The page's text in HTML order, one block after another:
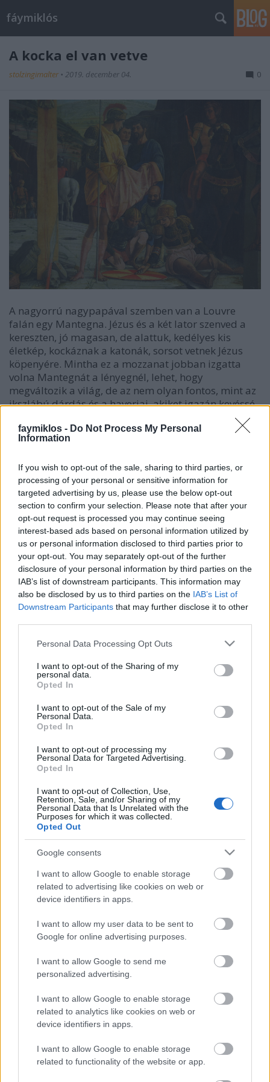
faymiklos - Do Not Process My Personal
Information
If you wish to opt-out of the sale, sharing to third parties, or
processing of your personal or sensitive information for
targeted advertising by us, please use the below opt-out
section to confirm your selection. Please note that after your
opt-out request is processed you may continue seeing
interest-based ads based on personal information utilized by
us or personal information disclosed to third parties prior to
your opt-out. You may separately opt-out of the further
disclosure of your personal information by third parties on the
IAB’s list of downstream participants. This information may
also be disclosed by us to third parties on the IAB’s List of
Downstream Participants that may further disclose it to other
Please note that this website/app uses one or more Google
not limited to your visit or usage behaviour. You may click to
grant or deny consent to Google and its third-party tags to
use your data for below specified purposes in below Google
consent section.
Personal Data Processing Opt Outs
I want to opt-out of the Sharing of my
personal data.
Opted In
I want to opt-out of the Sale of my
Personal Data.
Opted In
I want to opt-out of processing my
Personal Data for Targeted Advertising.
Opted In
I want to opt-out of Collection, Use,
Retention, Sale, and/or Sharing of my
Personal Data that Is Unrelated with the
Purposes for which it was collected.
Opted Out
Google consents
I want to allow Google to enable storage
related to advertising like cookies on web or
device identifiers in apps.
I want to allow my user data to be sent to
Google for online advertising purposes.
I want to allow Google to send me
personalized advertising.
I want to allow Google to enable storage
related to analytics like cookies on web or
device identifiers in apps.
I want to allow Google to enable storage
related to functionality of the website or app.
fáymiklós
A kocka el van vetve
stolzingimalter • 2019. december 04. 0
A nagyorrú nagypapával szemben van a Louvre
falán egy Mantegna. Jézus és a két lator szenved a
kereszten, jó magasan, de alattuk, kedélyes kis
életkép, kockáznak a katonák, sorsot vetnek Jézus
köpenyére. Mintha ez a mozzanat jobban izgatta
volna Mantegnát a lényegnél, lehet, hogy
megváltozik a világ, de az nem olyan fontos, mint az
ikszlábú dárdás és a haverjai, akiket igazán kevéssé
Történjen a történelem, ahogy akar, az a fontos,
hogy ki dobja a hatost, mert az viszi haza ezt a szép,
tágul, de Brooklyn nem tágul, és egyáltalán nem
biztos, hogy tudjuk vagy észrevesszük, mik a jelentős
események a világban.
Némi, nem is kicsi meglepetésre a kép újra köszön a
D’Orsay múzeumban, ahol épp Degas-kiállítás van,
Degas és az opera kapcsolatáról. Persze, ez még nem
az, csak egy korai festmény, Tours-ból kérték el,
hogy jelezzék, Degas sem volt mindig Degas. Volt,
hogy szorgalmasan másolta a Louvre-ban
Mantegnát. Számára egyébként világos módon nem
az volt a kép mondanivalója, mint nekem, de hát
mindenki tévedhet. Vagy mindenkinek lehet akár
igaza is.
Címkék: Louvre Mantegna Musée dOrsay
Ajánlott bejegyzések: